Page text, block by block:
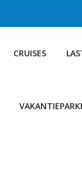
CRUISES